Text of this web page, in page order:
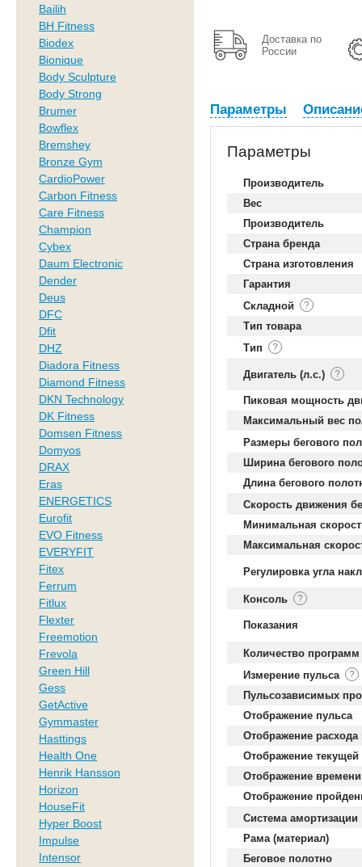
Доставка по
России
Параметры
Параметры
Производитель
Вес
Производитель
Страна бренда
Страна изготовления
Гарантия
Складной
Тип товара
Тип
Двигатель (л.с.)
Пиковая мощность
Максимальный вес
Размеры бегового
Ширина бегового
Длина бегового
Скорость движения
Минимальная
Максимальная
Регулировка угла
Консоль
Показания
Количество
Измерение пульса
Пульсозависимых
Отображение пульса
Отображение расхода
Отображение текущей
Отображение
Отображение
Система амортизации
Рама (материал)
Беговое полотно
Bailih
BH Fitness
Biodex
Bionique
Body Sculpture
Body Strong
Brumer
Bowflex
Bremshey
Bronze Gym
CardioPower
Carbon Fitness
Care Fitness
Champion
Cybex
Daum Electronic
Dender
Deus
DFC
Dfit
DHZ
Diadora Fitness
Diamond Fitness
DKN Technology
DK Fitness
Domsen Fitness
Domyos
DRAX
Eras
ENERGETICS
Eurofit
EVO Fitness
EVERYFIT
Fitex
Ferrum
Fitlux
Flexter
Freemotion
Frevola
Green Hill
Gess
GetActive
Gymmaster
Hasttings
Health One
Henrik Hansson
Horizon
HouseFit
Hyper Boost
Impulse
Intensor